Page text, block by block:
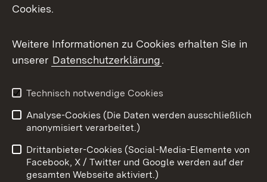
X / Twitter
Youtube
Impressum
Kontakt
Barrierefreiheit
Datenschutz
Cookies
Cookies.
Weitere Informationen zu Cookies erhalten Sie in
unserer Datenschutzerklärung.
Technisch notwendige Cookies
Analyse-Cookies (Die Daten werden ausschließlich
anonymisiert verarbeitet.)
Drittanbieter-Cookies (Social-Media-Elemente von
Facebook, X / Twitter und Google werden auf der
gesamten Webseite aktiviert.)